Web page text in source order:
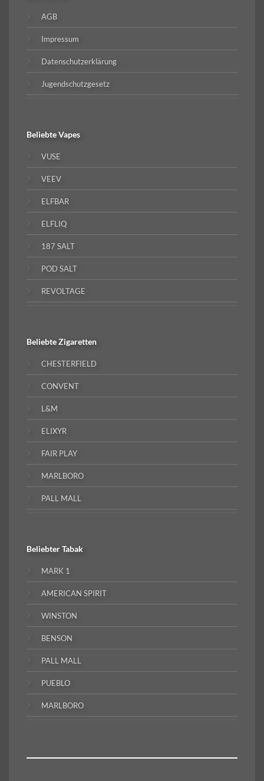
AGB
Impressum
Datenschutzerklärung
Jugendschutzgesetz
BeliebteVapes
VUSE
VEEV
ELFBAR
ELFLIQ
187 SALT
POD SALT
REVOLTAGE
BeliebteZigaretten
CHESTERFIELD
CONVENT
L&M
ELIXYR
FAIR PLAY
MARLBORO
PALL MALL
BeliebterTabak
MARK 1
AMERICAN SPIRIT
WINSTON
BENSON
PALL MALL
PUEBLO
MARLBORO